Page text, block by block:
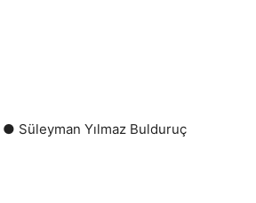
● Süleyman Yılmaz Bulduruç